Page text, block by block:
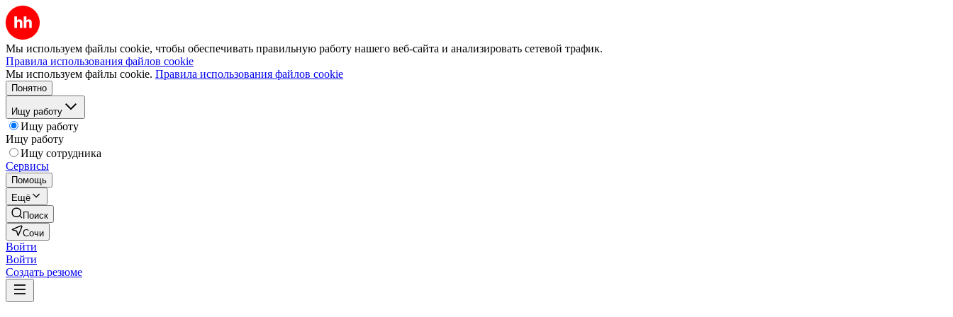
Мы используем файлы cookie, чтобы обеспечивать правильную работу нашего веб-сайта и анализировать сетевой трафик.
Правила использования файлов cookie
Мы используем файлы cookie. Правила использования файлов cookie
Понятно
Ищу работу
Ищу работу
Ищу работу
Ищу сотрудника
Сервисы
Помощь
Ещё
Поиск
Сочи
Войти
Войти
Создать резюме